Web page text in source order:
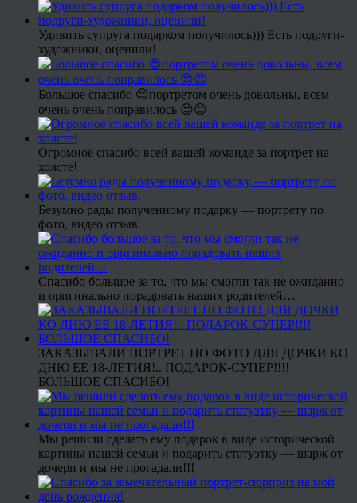
Удивить супруга подарком получилось))) Есть подруги-
художники, оценили!
Большое спасибо 😍портретом очень довольны, всем
очень очень понравилось 😍😍
Огромное спасибо всей вашей команде за портрет на
холсте!
Безумно рады полученному подарку — портрету по
фото, видео отзыв.
Спасибо большое за то, что мы смогли так не ожиданно
и оригинально порадовать наших родителей…
ЗАКАЗЫВАЛИ ПОРТРЕТ ПО ФОТО ДЛЯ ДОЧКИ КО
ДНЮ ЕЕ 18-ЛЕТИЯ!.. ПОДАРОК-СУПЕР!!!!
БОЛЬШОЕ СПАСИБО!
Мы решили сделать ему подарок в виде исторической
картины нашей семьи и подарить статуэтку — шарж от
дочери и мы не прогадали!!!